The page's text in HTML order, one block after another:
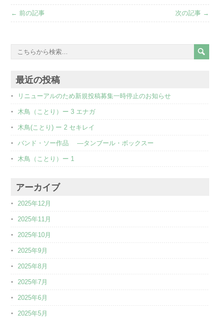
← 前の記事 次の記事 →
最近の投稿
リニューアルのため新規投稿募集一時停止のお知らせ
木鳥（ことり）ー 3 エナガ
木鳥(ことり) ー 2 セキレイ
バンド・ソー作品 ―タンブール・ボックスー
木鳥（ことり）ー 1
アーカイブ
2025年12月
2025年11月
2025年10月
2025年9月
2025年8月
2025年7月
2025年6月
2025年5月